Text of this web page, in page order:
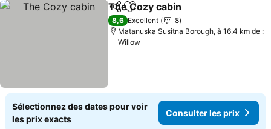
PartagerAjouter à mes favoris
The Cozy cabin
8,6 Excellent
8
Matanuska Susitna Borough, à 16.4 km de :
Willow
Sélectionnez des dates pour voir
les prix exacts
Consulter les prix